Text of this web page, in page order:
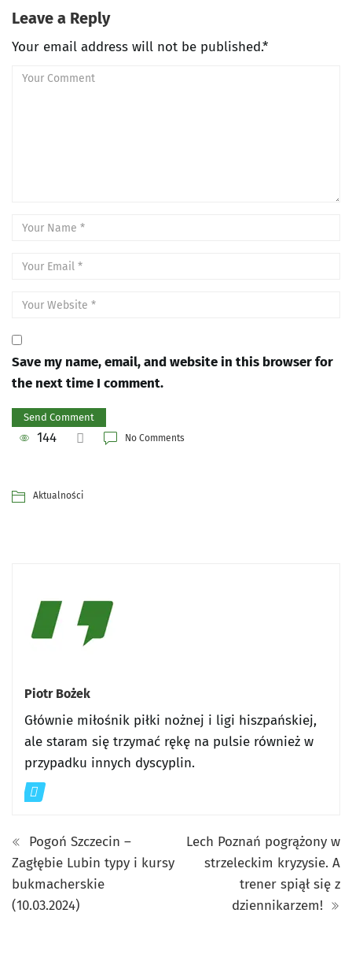
Leave a Reply
Your email address will not be published.*
Save my name, email, and website in this browser for
the next time I comment.
144 No Comments
Aktualności
Piotr Bożek
Głównie miłośnik piłki nożnej i ligi hiszpańskiej,
ale staram się trzymać rękę na pulsie również w
przypadku innych dyscyplin.
Pogoń Szczecin –
Zagłębie Lubin typy i kursy
bukmacherskie
(10.03.2024)
Lech Poznań pogrążony w
strzeleckim kryzysie. A
trener spiął się z
dziennikarzem!